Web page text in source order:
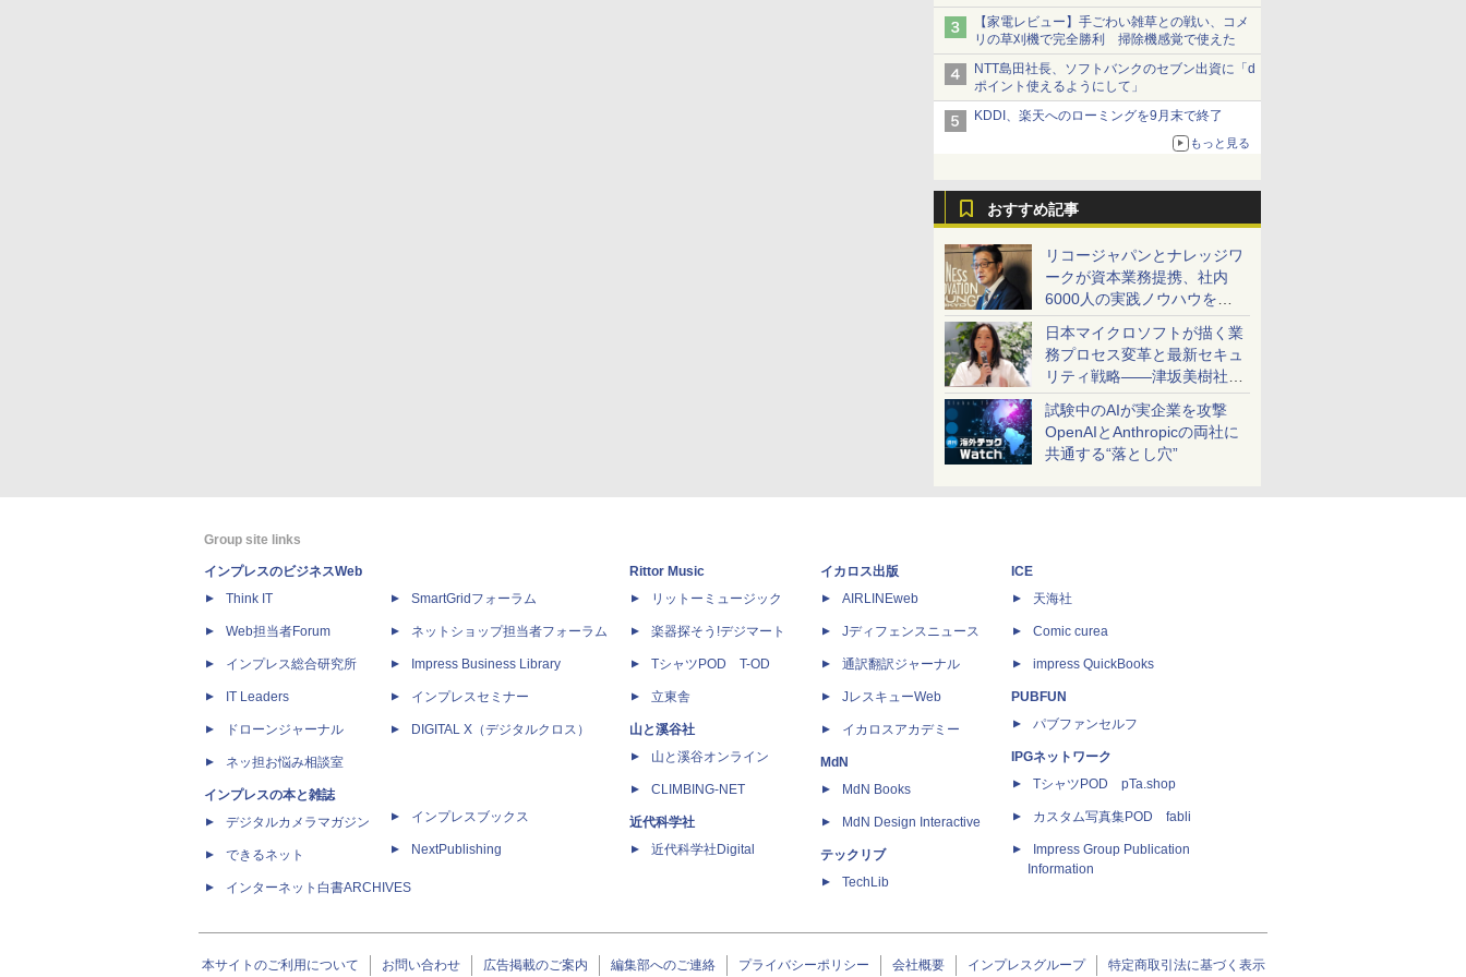
【家電レビュー】手ごわい雑草との戦い、コメ
リの草刈機で完全勝利 掃除機感覚で使えた
NTT島田社長、ソフトバンクのセブン出資に「d
ポイント使えるようにして」
KDDI、楽天へのローミングを9月末で終了
もっと見る
おすすめ記事
リコージャパンとナレッジワ
ークが資本業務提携、社内
6000人の実践ノウハウを生
かした「AI商談記録 for
RICOH」を展開へ
日本マイクロソフトが描く業
務プロセス変革と最新セキュ
リティ戦略――津坂美樹社長
が2027年度戦略を説明
試験中のAIが実企業を攻撃
OpenAIとAnthropicの両社に
共通する“落とし穴”
Group site links
インプレスのビジネスWeb
Think IT
Web担当者Forum
インプレス総合研究所
IT Leaders
ドローンジャーナル
ネッ担お悩み相談室
インプレスの本と雑誌
デジタルカメラマガジン
できるネット
インターネット白書ARCHIVES
SmartGridフォーラム
ネットショップ担当者フォーラム
Impress Business Library
インプレスセミナー
DIGITAL X（デジタルクロス）
インプレスブックス
NextPublishing
Rittor Music
リットーミュージック
楽器探そう!デジマート
TシャツPOD T-OD
立東舎
山と溪谷社
山と溪谷オンライン
CLIMBING-NET
近代科学社
近代科学社Digital
イカロス出版
AIRLINEweb
Jディフェンスニュース
通訳翻訳ジャーナル
JレスキューWeb
イカロスアカデミー
MdN
MdN Books
MdN Design Interactive
テックリブ
TechLib
ICE
天海社
Comic curea
impress QuickBooks
PUBFUN
パブファンセルフ
IPGネットワーク
TシャツPOD pTa.shop
カスタム写真集POD fabli
Impress Group Publication
Information
本サイトのご利用について お問い合わせ 広告掲載のご案内 編集部へのご連絡 プライバシーポリシー 会社概要 インプレスグループ 特定商取引法に基づく表示